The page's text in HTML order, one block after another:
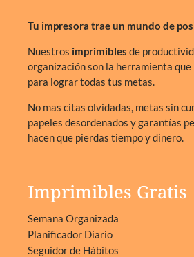
Tu impresora trae un mundo de
Nuestros imprimibles de
organización son la herramienta que
para lograr todas tus metas.
No mas citas olvidadas, metas sin
papeles desordenados y garantías
hacen que pierdas tiempo y dinero.
Imprimibles Gratis
Semana Organizada
Planificador Diario
Seguidor de Hábitos